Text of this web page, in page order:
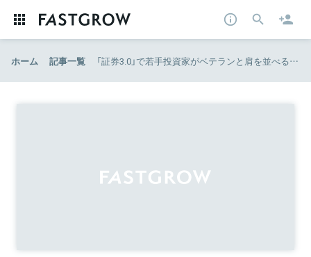
ホーム 記事一覧 「証券3.0」で若手投資家がベテランと肩を並べる？ SNSが新たな証券サービスの先駆けに | ZUU online